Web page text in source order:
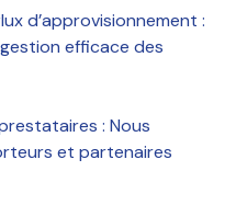
d’approvisionnement :
efficace des
: Nous
et partenaires